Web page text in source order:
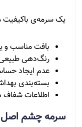
یک سرمه‌ی باکیفیت
بافت مناسب
رنگ‌دهی طبیعی
عدم ایجاد
بسته‌بندی
اطلاعات شفاف
سرمه چشم اصل